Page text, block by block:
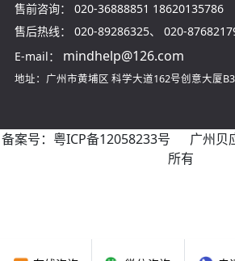
售前咨询： 020-36888851 18620135786
售后热线：
020-89286325、 020-
E-mail：
mindhelp@126.com
地址：广州市黄埔区 科学大道162号创意大厦
备案号： 粤ICP备12058233号 广州贝
所有